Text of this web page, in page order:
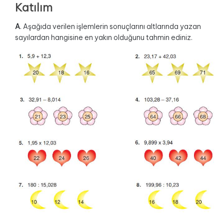
Katılım
A. Aşağıda verilen işlemlerin sonuçlarını altlarında yazan
sayılardan hangisine en yakın olduğunu tahmin ediniz.